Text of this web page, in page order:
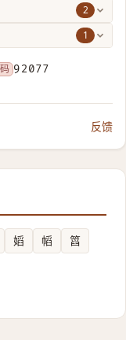
2
1
92077
反馈
嫍 幍
䈱